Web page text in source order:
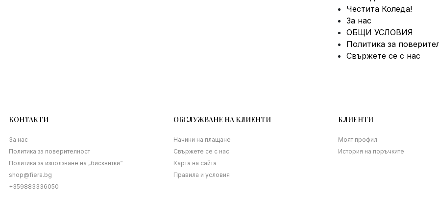
Честита Коледа!
За нас
ОБЩИ УСЛОВИЯ
Политика за
Свържете се с нас
КОНТАКТИ
За нас
Политика за поверителност
Политика за използване на „бисквитки“
shop@fiera.bg
+359883336050
ОБСЛУЖВАНЕ НА КЛИЕНТИ
Начини на плащане
Свържете се с нас
Карта на сайта
Правила и условия
КЛИЕНТИ
Моят профил
История на поръчките